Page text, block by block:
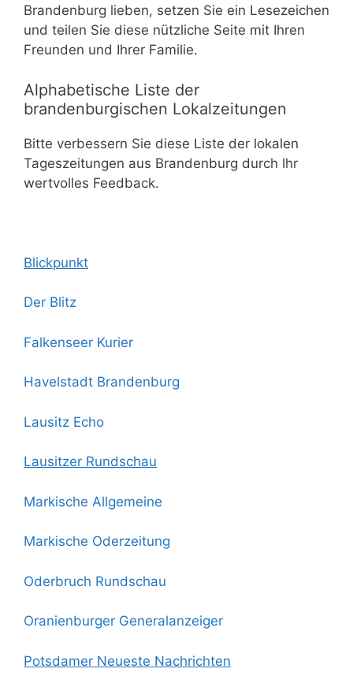
Brandenburg lieben, setzen Sie ein Lesezeichen
und teilen Sie diese nützliche Seite mit Ihren
Freunden und Ihrer Familie.
Alphabetische Liste der
brandenburgischen Lokalzeitungen
Bitte verbessern Sie diese Liste der lokalen
Tageszeitungen aus Brandenburg durch Ihr
wertvolles Feedback.
Blickpunkt
Der Blitz
Falkenseer Kurier
Havelstadt Brandenburg
Lausitz Echo
Lausitzer Rundschau
Markische Allgemeine
Markische Oderzeitung
Oderbruch Rundschau
Oranienburger Generalanzeiger
Potsdamer Neueste Nachrichten